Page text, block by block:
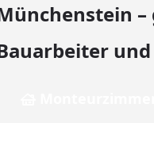
und